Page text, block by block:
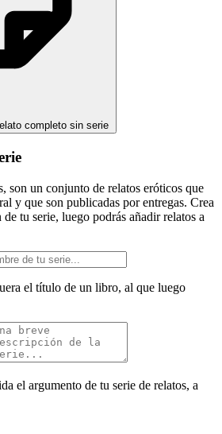
completo sin serie
son un conjunto de relatos eróticos que
y que son publicadas por entregas. Crea
tu serie, luego podrás añadir relatos a
el título de un libro, al que luego
el argumento de tu serie de relatos, a